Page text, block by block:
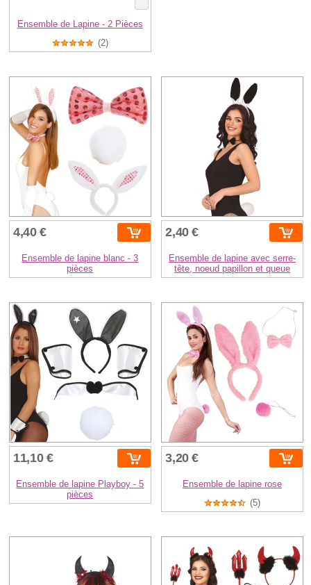
Ensemble de Lapine - 2 Pièces
(2)
4,40 €
Ensemble de lapine blanc - 3
pièces
2,40 €
Ensemble de lapine avec serre-
tête, noeud papillon et queue
11,10 €
Ensemble de lapine Playboy - 5
pièces
3,20 €
Ensemble de lapine rose
(5)